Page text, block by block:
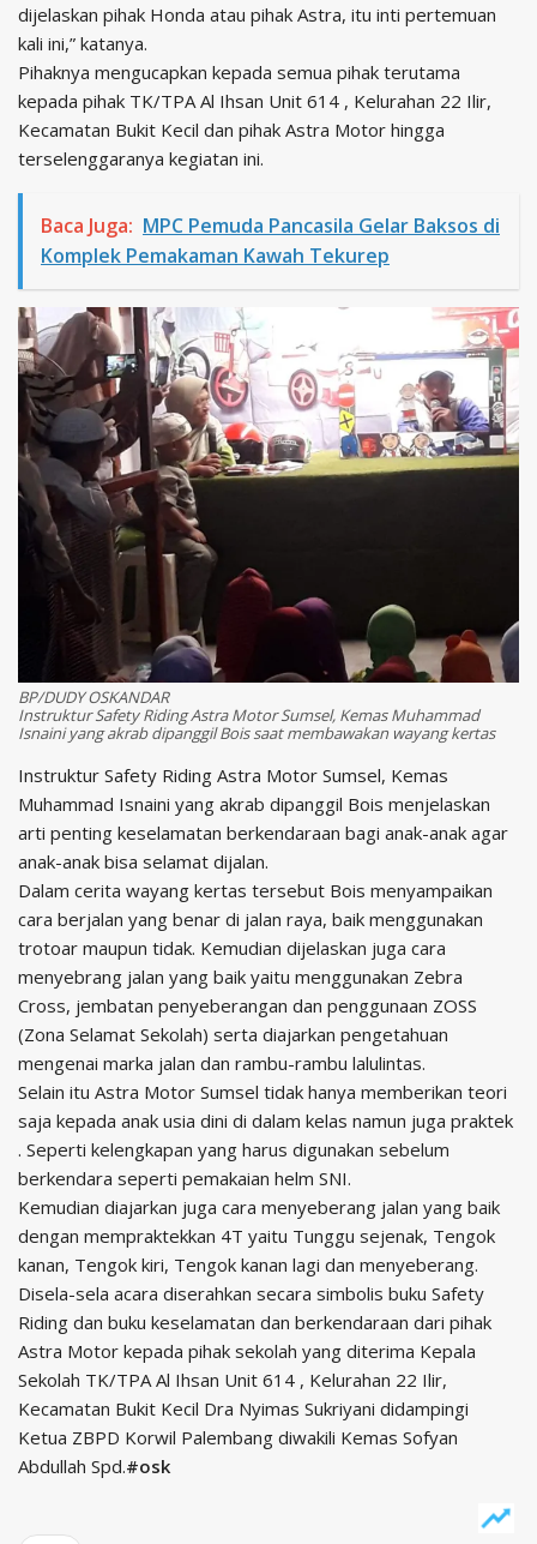
dijelaskan pihak Honda atau pihak Astra, itu inti pertemuan
kali ini,” katanya.
Pihaknya mengucapkan kepada semua pihak terutama
kepada pihak TK/TPA Al Ihsan Unit 614 , Kelurahan 22 Ilir,
Kecamatan Bukit Kecil dan pihak Astra Motor hingga
terselenggaranya kegiatan ini.
Baca Juga: MPC Pemuda Pancasila Gelar Baksos di
Komplek Pemakaman Kawah Tekurep
BP/DUDY OSKANDAR
Instruktur Safety Riding Astra Motor Sumsel, Kemas Muhammad
Isnaini yang akrab dipanggil Bois saat membawakan wayang kertas
Instruktur Safety Riding Astra Motor Sumsel, Kemas
Muhammad Isnaini yang akrab dipanggil Bois menjelaskan
arti penting keselamatan berkendaraan bagi anak-anak agar
anak-anak bisa selamat dijalan.
Dalam cerita wayang kertas tersebut Bois menyampaikan
cara berjalan yang benar di jalan raya, baik menggunakan
trotoar maupun tidak. Kemudian dijelaskan juga cara
menyebrang jalan yang baik yaitu menggunakan Zebra
Cross, jembatan penyeberangan dan penggunaan ZOSS
(Zona Selamat Sekolah) serta diajarkan pengetahuan
mengenai marka jalan dan rambu-rambu lalulintas.
Selain itu Astra Motor Sumsel tidak hanya memberikan teori
saja kepada anak usia dini di dalam kelas namun juga praktek
. Seperti kelengkapan yang harus digunakan sebelum
berkendara seperti pemakaian helm SNI.
Kemudian diajarkan juga cara menyeberang jalan yang baik
dengan mempraktekkan 4T yaitu Tunggu sejenak, Tengok
kanan, Tengok kiri, Tengok kanan lagi dan menyeberang.
Disela-sela acara diserahkan secara simbolis buku Safety
Riding dan buku keselamatan dan berkendaraan dari pihak
Astra Motor kepada pihak sekolah yang diterima Kepala
Sekolah TK/TPA Al Ihsan Unit 614 , Kelurahan 22 Ilir,
Kecamatan Bukit Kecil Dra Nyimas Sukriyani didampingi
Ketua ZBPD Korwil Palembang diwakili Kemas Sofyan
Abdullah Spd.#osk